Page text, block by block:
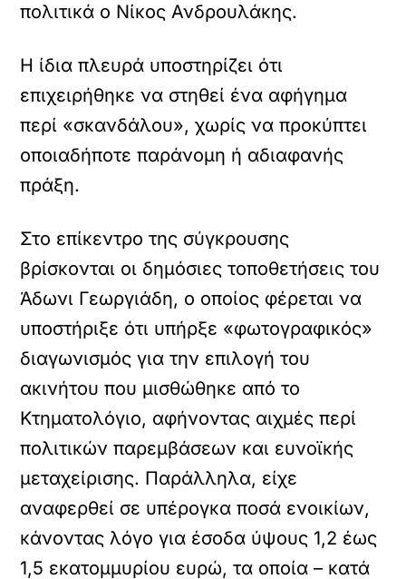
πολιτικά ο Νίκος Ανδρουλάκης.
Η ίδια πλευρά υποστηρίζει ότι
επιχειρήθηκε να στηθεί ένα αφήγημα
περί «σκανδάλου», χωρίς να προκύπτει
οποιαδήποτε παράνομη ή αδιαφανής
πράξη.
Στο επίκεντρο της σύγκρουσης
βρίσκονται οι δημόσιες τοποθετήσεις του
Άδωνι Γεωργιάδη, ο οποίος φέρεται να
υποστήριξε ότι υπήρξε «φωτογραφικός»
διαγωνισμός για την επιλογή του
ακινήτου που μισθώθηκε από το
Κτηματολόγιο, αφήνοντας αιχμές περί
πολιτικών παρεμβάσεων και ευνοϊκής
μεταχείρισης. Παράλληλα, είχε
αναφερθεί σε υπέρογκα ποσά ενοικίων,
κάνοντας λόγο για έσοδα ύψους 1,2 έως
1,5 εκατομμυρίου ευρώ, τα οποία – κατά